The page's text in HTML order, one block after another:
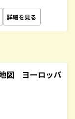
詳細を見る
図 ヨーロッパ